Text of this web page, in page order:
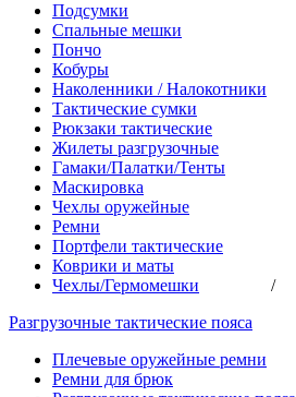
Подсумки
Спальные мешки
Пончо
Кобуры
Наколенники / Налокотники
Тактические сумки
Рюкзаки тактические
Жилеты разгрузочные
Гамаки/Палатки/Тенты
Маскировка
Чехлы оружейные
Ремни
Портфели тактические
Коврики и маты
Чехлы/Гермомешки
/
Разгрузочные тактические пояса
Плечевые оружейные ремни
Ремни для брюк